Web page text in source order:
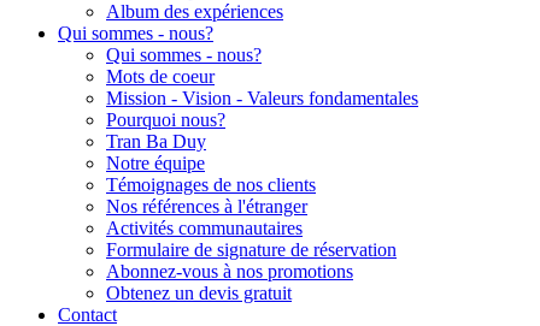
Album des expériences
Qui sommes - nous?
Qui sommes - nous?
Mots de coeur
Mission - Vision - Valeurs fondamentales
Pourquoi nous?
Tran Ba Duy
Notre équipe
Témoignages de nos clients
Nos références à l'étranger
Activités communautaires
Formulaire de signature de réservation
Abonnez-vous à nos promotions
Obtenez un devis gratuit
Contact